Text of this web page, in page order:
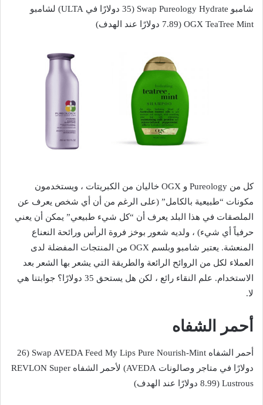
شامبو Swap Pureology Hydrate (35 دولارًا في ULTA) لشامبو
OGX TeaTree Mint (7.89 دولارًا عند الهدف)
كل من Pureology و OGX خاليان من الكبريتات ، ويستخدمون
مكونات “طبيعية بالكامل” (على الرغم من أن أي شخص يعرف عن
الملصقات في هذا البلد يعرف أن “كل شيء طبيعي” يمكن أن يعني
حرفياً أي شيء) ، ولديه شعور بوخز فروة الرأس ورائحة النعناع
المنعشة. يعتبر شامبو وبلسم OGX من المنتجات المفضلة لدى
العملاء لكل من الروائح الرائعة والطريقة التي يشعر بها الشعر بعد
الاستخدام. علم النقاء رائع ، لكن هل يستحق 35 دولارًا؟ جوابتنا هي
لا.
أحمر الشفاه
أحمر الشفاه Swap AVEDA Feed My Lips Pure Nourish-Mint (26
دولارًا في متاجر وصالونات AVEDA) لأحمر الشفاه REVLON Super
Lustrous (8.99 دولارًا عند الهدف)